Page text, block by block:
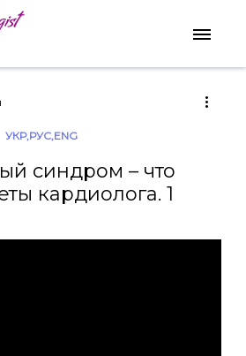
УКР,РУС,ENG
синдром – что
кардиолога. 1